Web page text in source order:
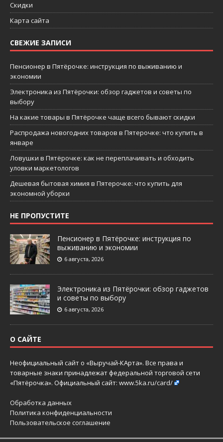
Скидки
Карта сайта
СВЕЖИЕ ЗАПИСИ
Пенсионер в Пятёрочке: инструкция по выживанию и
экономии
Электроника из Пятёрочки: обзор гаджетов и советы по
выбору
На какие товары в Пятёрочке чаще всего бывают скидки
Распродажа новогодних товаров в Пятерочке: что купить в
январе
Ловушки в Пятёрочке: как не переплачивать и обходить
уловки маркетологов
Дешевая бытовая химия в Пятерочке: что купить для
экономной уборки
НЕ ПРОПУСТИТЕ
Пенсионер в Пятёрочке: инструкция по
выживанию и экономии
6 августа, 2026
Электроника из Пятёрочки: обзор гаджетов
и советы по выбору
6 августа, 2026
О САЙТЕ
Неофициальный сайт о «Выручай-КАрта». Все права и
товарные знаки принадлежат федеральной торговой сети
«Пятёрочка». Официальный сайт: www.5ka.ru/card/
Обработка данных
Политика конфиденциальности
Пользовательское соглашение